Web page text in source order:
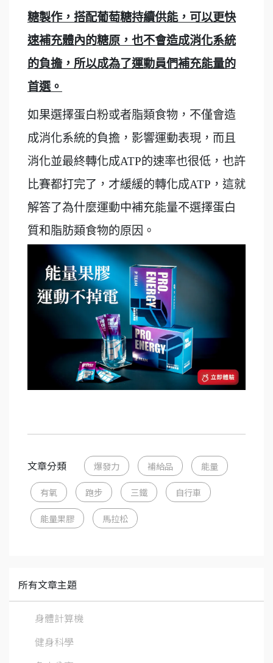
糖製作，搭配葡萄糖持續供能，可以更快
速補充體內的糖原，也不會造成消化系統
的負擔，所以成為了運動員們補充能量的
首選。
如果選擇蛋白粉或者脂類食物，不僅會造
成消化系統的負擔，影響運動表現，而且
消化並最終轉化成ATP的速率也很低，也許
比賽都打完了，才緩緩的轉化成ATP，這就
解答了為什麼運動中補充能量不選擇蛋白
質和脂肪類食物的原因。
文章分類 爆發力 補給品 能量
有氧 跑步 三鐵 自行車
能量果膠 馬拉松
所有文章主題
身體計算機
健身科學